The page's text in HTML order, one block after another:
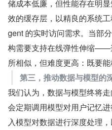
储成本低廉，但性能存在明
效的缓存层，以精良的系统
gent 的实时访问需求。当部
构需要支持在线弹性伸缩——
所相似，但难度更高：既要
第三，推动数据与模型的
我们认为，数据与模型终将
会定期调用模型对用户记忆
入模型对数据进行深度处理